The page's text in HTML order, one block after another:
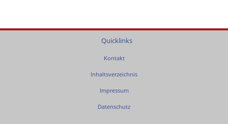
Quicklinks
Kontakt
Inhaltsverzeichnis
Impressum
Datenschutz